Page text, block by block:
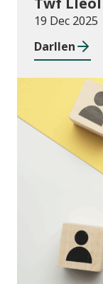
19 Dec 2025
Darllen